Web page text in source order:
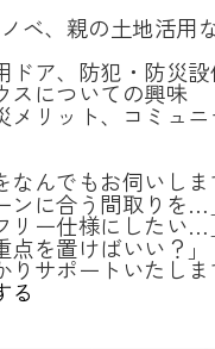
ベ、親の土地活用
ア、防犯・防災
スについての興味
メリット、コミュ
なんでもお伺いし
ンに合う間取りを
リー仕様にしたい
を置けばいい？」
サポートいたし
る